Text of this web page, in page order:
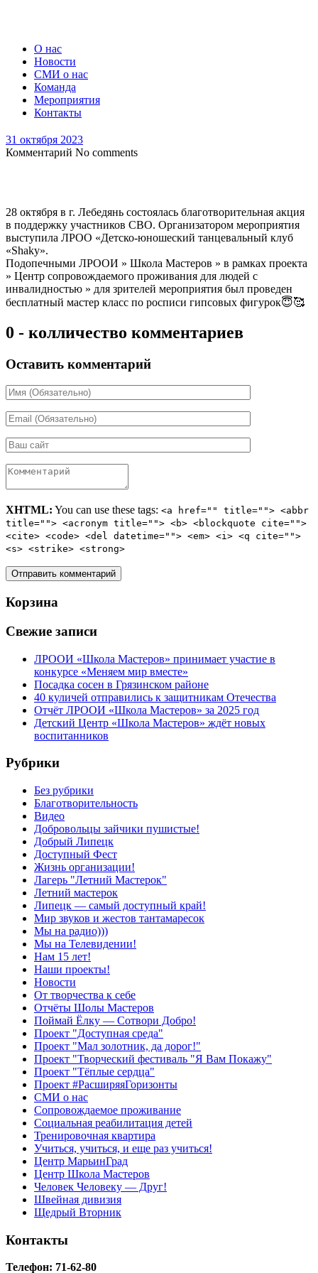
О нас
Новости
СМИ о нас
Команда
Мероприятия
Контакты
31 октября 2023
Комментарий No comments
28 октября в г. Лебедянь состоялась благотворительная акция
в поддержку участников СВО. Организатором мероприятия
выступила ЛРОО «Детско-юношеский танцевальный клуб
«Shaky».
Подопечными ЛРООИ » Школа Мастеров » в рамках проекта
» Центр сопровождаемого проживания для людей с
инвалидностью » для зрителей мероприятия был проведен
бесплатный мастер класс по росписи гипсовых фигурок😇🥰
0 - колличество комментариев
Оставить комментарий
XHTML: You can use these tags: <a href="" title=""> <abbr
title=""> <acronym title=""> <b> <blockquote cite="">
<cite> <code> <del datetime=""> <em> <i> <q cite="">
<s> <strike> <strong>
Корзина
Свежие записи
ЛРООИ «Школа Мастеров» принимает участие в
конкурсе «Меняем мир вместе»
Посадка сосен в Грязинском районе
40 куличей отправились к защитникам Отечества
Отчёт ЛРООИ «Школа Мастеров» за 2025 год
Детский Центр «Школа Мастеров» ждёт новых
воспитанников
Рубрики
Без рубрики
Благотворительность
Видео
Добровольцы зайчики пушистые!
Добрый Липецк
Доступный Фест
Жизнь организации!
Лагерь "Летний Мастерок"
Летний мастерок
Липецк — самый доступный край!
Мир звуков и жестов тантамаресок
Мы на радио)))
Мы на Телевидении!
Нам 15 лет!
Наши проекты!
Новости
От творчества к себе
Отчёты Шолы Мастеров
Поймай Ёлку — Сотвори Добро!
Проект "Доступная среда"
Проект "Мал золотник, да дорог!"
Проект "Творческий фестиваль "Я Вам Покажу"
Проект "Тёплые сердца"
Проект #РасширяяГоризонты
СМИ о нас
Сопровождаемое проживание
Социальная реабилитация детей
Тренировочная квартира
Учиться, учиться, и еще раз учиться!
Центр МарьинГрад
Центр Школа Мастеров
Человек Человеку — Друг!
Швейная дивизия
Щедрый Вторник
Контакты
Телефон: 71-62-80